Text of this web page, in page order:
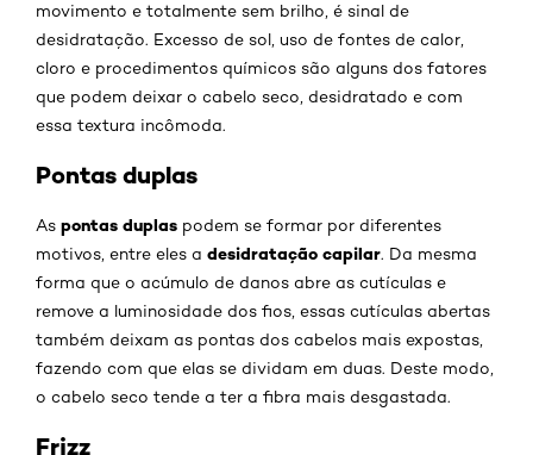
movimento e totalmente sem brilho, é sinal de
desidratação. Excesso de sol, uso de fontes de calor,
cloro e procedimentos químicos são alguns dos fatores
que podem deixar o cabelo seco, desidratado e com
essa textura incômoda.
Pontas duplas
As pontas duplas podem se formar por diferentes
motivos, entre eles a desidratação capilar. Da mesma
forma que o acúmulo de danos abre as cutículas e
remove a luminosidade dos fios, essas cutículas abertas
também deixam as pontas dos cabelos mais expostas,
fazendo com que elas se dividam em duas. Deste modo,
o cabelo seco tende a ter a fibra mais desgastada.
Frizz